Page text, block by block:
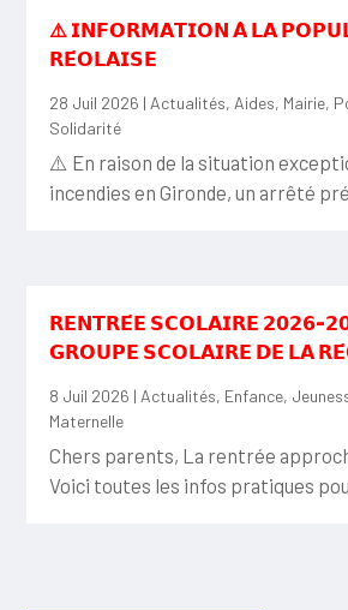
⚠️ 𝗜𝗡𝗙𝗢𝗥𝗠𝗔𝗧𝗜𝗢𝗡 𝗔̀ 𝗟𝗔
𝗥𝗘́𝗢𝗟𝗔𝗜𝗦𝗘
28 Juil 2026 | Actualités, Aides, Mairie,
Solidarité
⚠️ En raison de la situation
incendies en Gironde, un arrêté
𝗥𝗘𝗡𝗧𝗥𝗘́𝗘 𝗦𝗖𝗢𝗟𝗔𝗜𝗥𝗘 𝟮𝟬𝟮𝟲-
𝗚𝗥𝗢𝗨𝗣𝗘 𝗦𝗖𝗢𝗟𝗔𝗜𝗥𝗘 𝗗𝗘 𝗟𝗔
8 Juil 2026 | Actualités, Enfance,
Maternelle
Chers parents, La rentrée
Voici toutes les infos pratiques